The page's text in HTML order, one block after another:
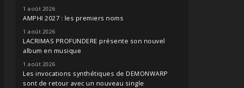
1 août 2026
AMPHI 2027 : les premiers noms
1 août 2026
LACRIMAS PROFUNDERE présente son nouvel
album en musique
1 août 2026
Les invocations synthétiques de DEMONWARP
sont de retour avec un nouveau single